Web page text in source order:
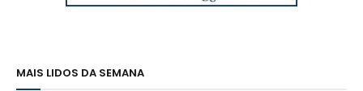
MAIS LIDOS DA SEMANA